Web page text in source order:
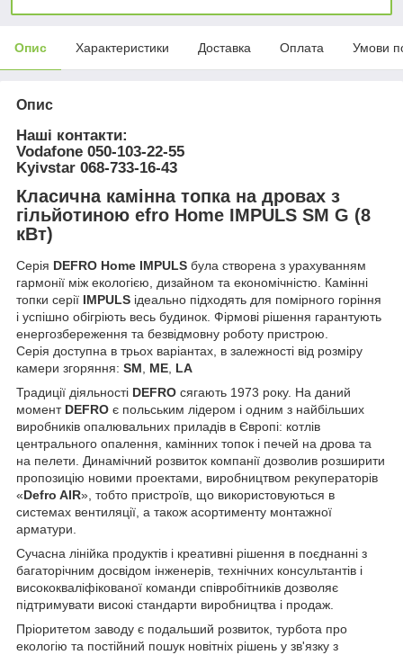
Опис Характеристики Доставка Оплата Умови
Опис
Наші контакти:
Vodafone 050-103-22-55
Kyivstar 068-733-16-43
Класична камінна топка на дровах з
гільйотиною efro Home IMPULS SM G (8
кВт)
Серія DEFRO Home IMPULS була створена з урахуванням
гармонії між екологією, дизайном та економічністю. Камінні
топки серії IMPULS ідеально підходять для помірного горіння
і успішно обігріють весь будинок. Фірмові рішення гарантують
енергозбереження та безвідмовну роботу пристрою.
Серія доступна в трьох варіантах, в залежності від розміру
камери згоряння: SM, ME, LA
Традиції діяльності DEFRO сягають 1973 року. На даний
момент DEFRO є польським лідером і одним з найбільших
виробників опалювальних приладів в Європі: котлів
центрального опалення, камінних топок і печей на дрова та
на пелети. Динамічний розвиток компанії дозволив розширити
пропозицію новими проектами, виробництвом рекуператорів
«Defro AIR», тобто пристроїв, що використовуються в
системах вентиляції, а також асортименту монтажної
арматури.
Сучасна лінійка продуктів і креативні рішення в поєднанні з
багаторічним досвідом інженерів, технічних консультантів і
висококваліфікованої команди співробітників дозволяє
підтримувати високі стандарти виробництва і продаж.
Пріоритетом заводу є подальший розвиток, турбота про
екологію та постійний пошук новітніх рішень у зв'язку з